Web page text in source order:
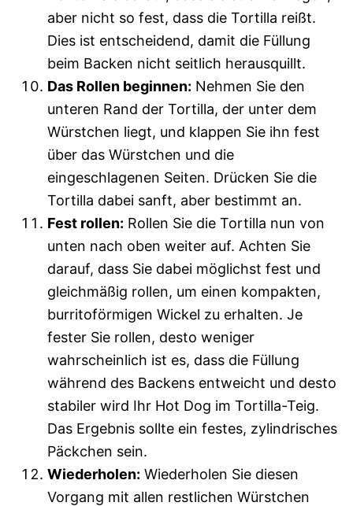
aber nicht so fest, dass die Tortilla reißt.
Dies ist entscheidend, damit die Füllung
beim Backen nicht seitlich herausquillt.
Das Rollen beginnen: Nehmen Sie den
unteren Rand der Tortilla, der unter dem
Würstchen liegt, und klappen Sie ihn fest
über das Würstchen und die
eingeschlagenen Seiten. Drücken Sie die
Tortilla dabei sanft, aber bestimmt an.
Fest rollen: Rollen Sie die Tortilla nun von
unten nach oben weiter auf. Achten Sie
darauf, dass Sie dabei möglichst fest und
gleichmäßig rollen, um einen kompakten,
burritoförmigen Wickel zu erhalten. Je
fester Sie rollen, desto weniger
wahrscheinlich ist es, dass die Füllung
während des Backens entweicht und desto
stabiler wird Ihr Hot Dog im Tortilla-Teig.
Das Ergebnis sollte ein festes, zylindrisches
Päckchen sein.
Wiederholen: Wiederholen Sie diesen
Vorgang mit allen restlichen Würstchen